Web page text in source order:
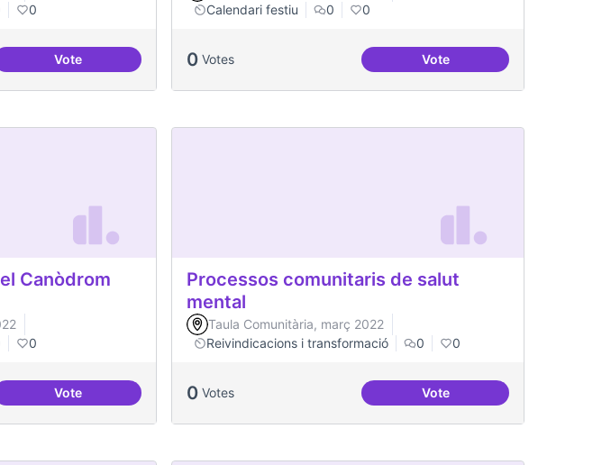
0
VoteProjecte Radars
Calendari festiu
0 0
0 Votes VoteComissió de Festes
Canòdrom
0
VoteProjecte Memòries del Canòdrom
Processos comunitaris de salut
mental
Taula Comunitària, març 2022
Reivindicacions i transformació
0 0
0 Votes VoteProcessos comunitaris de